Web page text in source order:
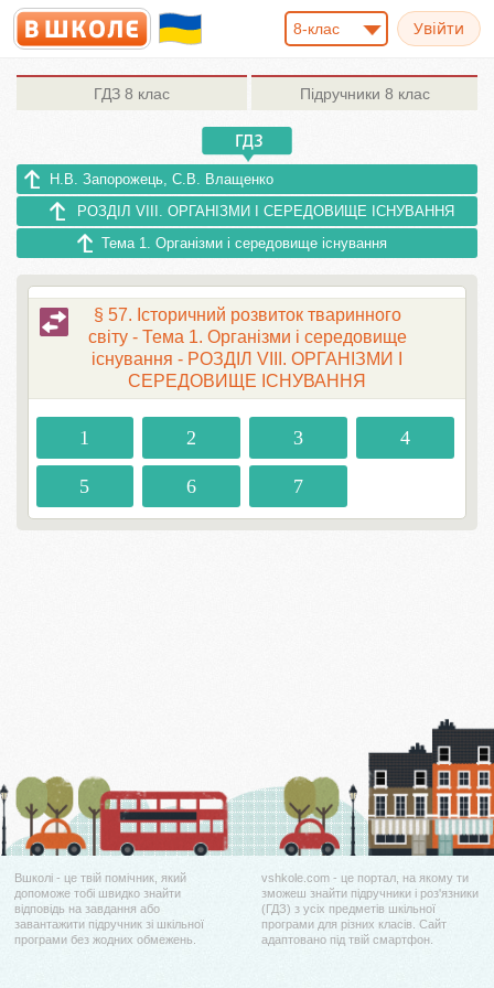
8-клас
ГДЗ 8 клас Підручники 8 клас
Н.В. Запорожець, С.В. Влащенко
РОЗДІЛ VIII. ОРГАНІЗМИ І СЕРЕДОВИЩЕ ІСНУВАННЯ
Тема 1. Організми і середовище існування
§ 57. Історичний розвиток тваринного
світу - Тема 1. Організми і середовище
існування - РОЗДІЛ VIII. ОРГАНІЗМИ І
СЕРЕДОВИЩЕ ІСНУВАННЯ
1 2 3 4
5 6 7
Вшколі - це твій помічник, який
допоможе тобі швидко знайти
відповідь на завдання або
завантажити підручник зі шкільної
програми без жодних обмежень.
vshkole.com - це портал, на якому ти
зможеш знайти підручники і роз'язники
(ГДЗ) з усіх предметів шкільної
програми для різних класів. Сайт
адаптовано під твій смартфон.